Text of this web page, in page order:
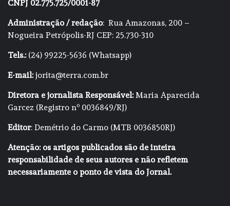
CNPJ 02.775.725/0001-87
Administração / redação: Rua Amazonas, 200 –
Nogueira Petrópolis-RJ CEP: 25.730-310
Tels.:(24) 99225-5636 (Whatsapp)
E-mail:jorita@terra.com.br
Diretora e jornalista Responsável:Maria Aparecida
Garcez (Registro nº 0036849/RJ)
Editor: Demétrio do Carmo (MTB 0036850RJ)
Atenção: os artigos publicados são de inteira
responsabilidade de seus autores e não refletem
necessariamente o ponto de vista do Jornal.